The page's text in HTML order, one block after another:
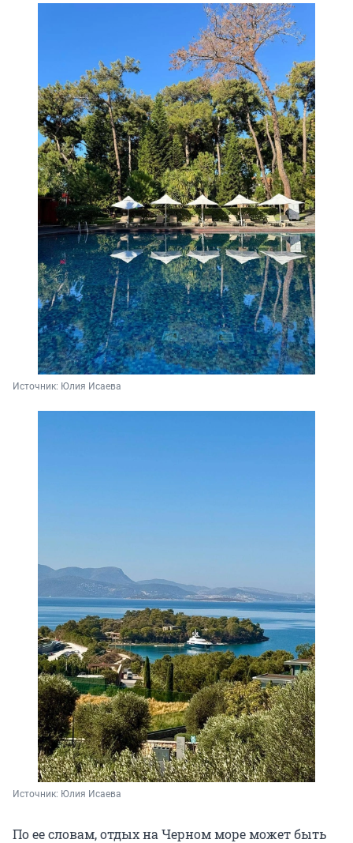
Источник: Юлия Исаева
Источник: Юлия Исаева
По ее словам, отдых на Черном море может быть